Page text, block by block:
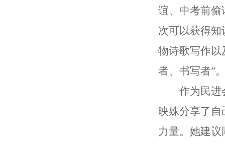
谊、中考前偷
次可以获得
物诗歌写作以
者、书写者”
作为民进
映姝分享了
力量。她建